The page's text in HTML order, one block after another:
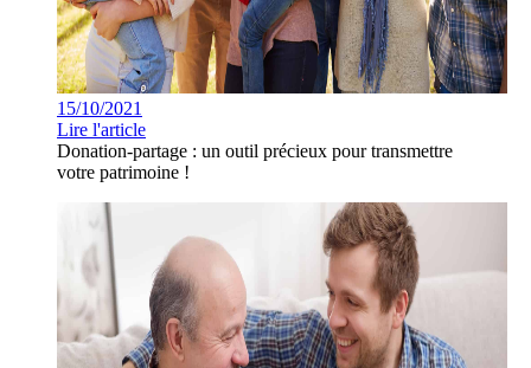
15/10/2021
Lire l'article
Donation-partage : un outil précieux pour transmettre
votre patrimoine !